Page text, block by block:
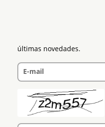
últimas novedades.
E-mail